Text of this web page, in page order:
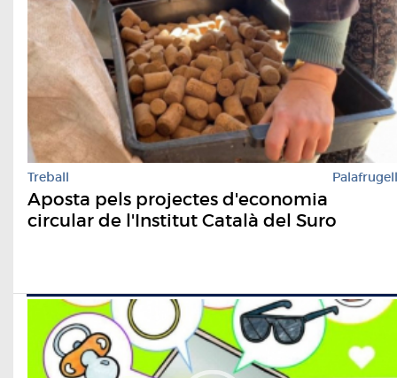
Treball Palafrugell
Aposta pels projectes d'economia
circular de l'Institut Català del Suro